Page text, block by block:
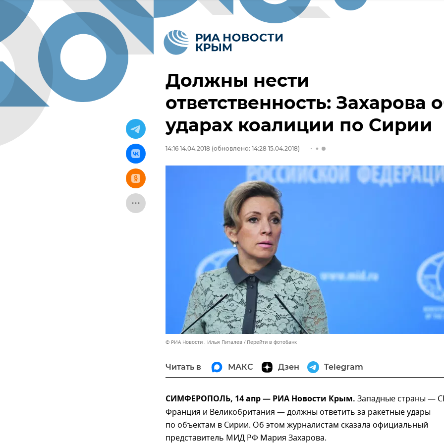
Должны нести
ответственность: Захарова
ударах коалиции по Сирии
14:16 14.04.2018 (обновлено: 14:28 15.04.2018)
© РИА Новости . Илья Питалев Перейти в фотобанк
Читать в МАКС Дзен Telegram
СИМФЕРОПОЛЬ, 14 апр — РИА Новости Крым. Западные страны —
Франция и Великобритания — должны ответить за ракетные удары
по объектам в Сирии. Об этом журналистам сказала официальный
представитель МИД РФ Мария Захарова.